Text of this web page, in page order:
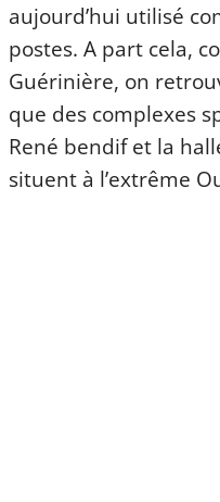
aujourd’hui utilisé
postes. A part cela,
Guérinière, on
que des complexes
René bendif et la
situent à l’extrême